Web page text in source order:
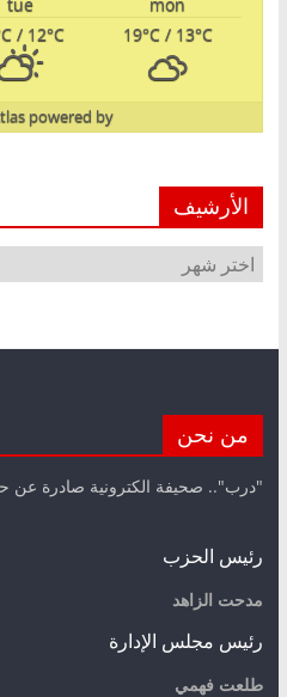
19°C/ 13°C
/ 12°C
powered by
الأرشيف
الأرشيف
من نحن
"درب".. صحيفة الكترونية صادرة عن
رئيس الحزب
مدحت الزاهد
رئيس مجلس الإدارة
طلعت فهمي